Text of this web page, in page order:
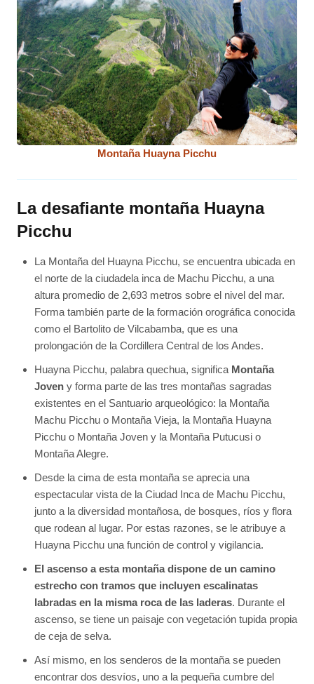
Montaña Huayna Picchu
La desafiante montaña Huayna
Picchu
La Montaña del Huayna Picchu, se encuentra ubicada en
el norte de la ciudadela inca de Machu Picchu, a una
altura promedio de 2,693 metros sobre el nivel del mar.
Forma también parte de la formación orográfica conocida
como el Bartolito de Vilcabamba, que es una
prolongación de la Cordillera Central de los Andes.
Huayna Picchu, palabra quechua, significa Montaña
Joveny forma parte de las tres montañas sagradas
existentes en el Santuario arqueológico: la Montaña
Machu Picchu o Montaña Vieja, la Montaña Huayna
Picchu o Montaña Joven y la Montaña Putucusi o
Montaña Alegre.
Desde la cima de esta montaña se aprecia una
espectacular vista de la Ciudad Inca de Machu Picchu,
junto a la diversidad montañosa, de bosques, ríos y flora
que rodean al lugar. Por estas razones, se le atribuye a
Huayna Picchu una función de control y vigilancia.
El ascenso a esta montaña dispone de un camino
estrecho con tramos que incluyen escalinatas
labradas en la misma roca de las laderas. Durante el
ascenso, se tiene un paisaje con vegetación tupida propia
de ceja de selva.
Así mismo, en los senderos de la montaña se pueden
encontrar dos desvíos, uno a la pequeña cumbre del